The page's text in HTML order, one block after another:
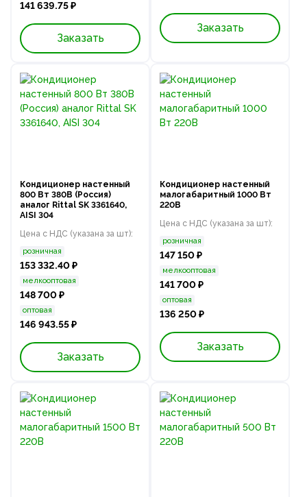
141 639.75 ₽
Заказать
Заказать
Кондиционер настенный
800 Вт 380В (Россия)
аналог Rittal SK 3361640,
AISI 304
Цена с НДС (указана за шт):
розничная
153 332.40 ₽
мелкооптовая
148 700 ₽
оптовая
146 943.55 ₽
Заказать
Кондиционер настенный
малогабаритный 1000 Вт
220В
Цена с НДС (указана за шт):
розничная
147 150 ₽
мелкооптовая
141 700 ₽
оптовая
136 250 ₽
Заказать